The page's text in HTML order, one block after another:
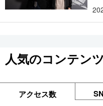
人気のコンテンツ
アクセス数